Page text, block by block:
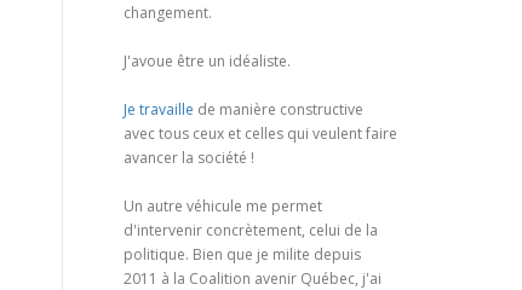
changement.
J'avoue être un idéaliste.
Je travaille de manière constructive
avec tous ceux et celles qui veulent faire
avancer la société !
Un autre véhicule me permet
d'intervenir concrètement, celui de la
politique. Bien que je milite depuis
2011 à la Coalition avenir Québec, j'ai